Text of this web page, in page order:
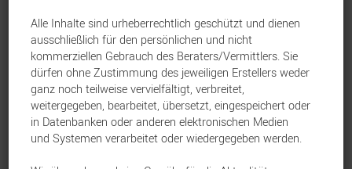
Schutz für Wertsachen im Bankschließfach
NV Versicherungen VVaG Sach 9. Juli 2025
Alle Inhalte sind urheberrechtlich geschützt und dienen
ausschließlich für den persönlichen und nicht
kommerziellen Gebrauch des Beraters/Vermittlers. Sie
dürfen ohne Zustimmung des jeweiligen Erstellers weder
ganz noch teilweise vervielfältigt, verbreitet,
weitergegeben, bearbeitet, übersetzt, eingespeichert oder
in Datenbanken oder anderen elektronischen Medien
und Systemen verarbeitet oder wiedergegeben werden.